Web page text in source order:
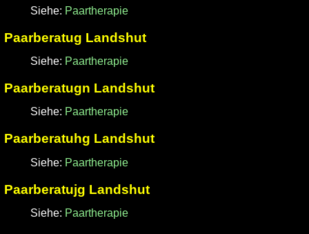
Siehe: Paartherapie
Paarberatug Landshut
Siehe: Paartherapie
Paarberatugn Landshut
Siehe: Paartherapie
Paarberatuhg Landshut
Siehe: Paartherapie
Paarberatujg Landshut
Siehe: Paartherapie